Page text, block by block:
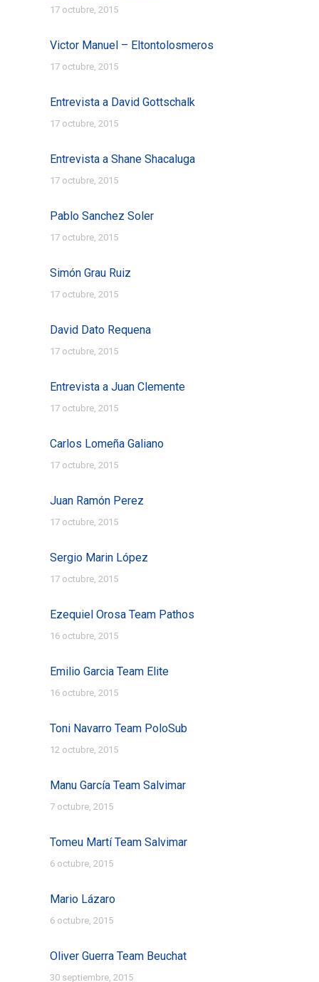
17 octubre, 2015
Victor Manuel – Eltontolosmeros
17 octubre, 2015
Entrevista a David Gottschalk
17 octubre, 2015
Entrevista a Shane Shacaluga
17 octubre, 2015
Pablo Sanchez Soler
17 octubre, 2015
Simón Grau Ruiz
17 octubre, 2015
David Dato Requena
17 octubre, 2015
Entrevista a Juan Clemente
17 octubre, 2015
Carlos Lomeña Galiano
17 octubre, 2015
Juan Ramón Perez
17 octubre, 2015
Sergio Marin López
17 octubre, 2015
Ezequiel Orosa Team Pathos
16 octubre, 2015
Emilio Garcia Team Elite
16 octubre, 2015
Toni Navarro Team PoloSub
12 octubre, 2015
Manu García Team Salvimar
7 octubre, 2015
Tomeu Martí Team Salvimar
6 octubre, 2015
Mario Lázaro
6 octubre, 2015
Oliver Guerra Team Beuchat
30 septiembre, 2015